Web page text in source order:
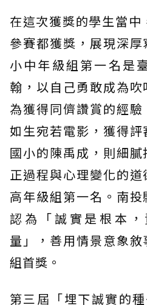
在這次獲獎的學生當
參賽都獲獎，展現深
小中年級組第一名是
翰，以自己勇敢成為
為獲得同儕讚賞的經
如生宛若電影，獲得
國小的陳禹成，則細
正過程與心理變化的
高年級組第一名。南
認為「誠實是根本
量」，善用情景意象
組首獎。
第三屆「埋下誠實的